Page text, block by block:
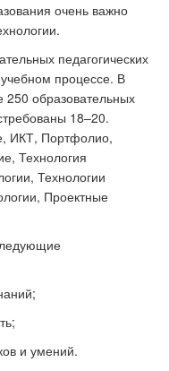
очень важно
педагогических
процессе. В
250 образовательных
18–20.
ИКТ, Портфолио,
Технология
Технологии
Проектные
и умений.